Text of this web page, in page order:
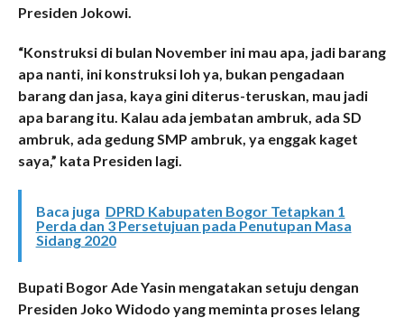
Presiden Jokowi.
“Konstruksi di bulan November ini mau apa, jadi barang
apa nanti, ini konstruksi loh ya, bukan pengadaan
barang dan jasa, kaya gini diterus-teruskan, mau jadi
apa barang itu. Kalau ada jembatan ambruk, ada SD
ambruk, ada gedung SMP ambruk, ya enggak kaget
saya,” kata Presiden lagi.
Baca juga DPRD Kabupaten Bogor Tetapkan 1
Perda dan 3 Persetujuan pada Penutupan Masa
Sidang 2020
Bupati Bogor Ade Yasin mengatakan setuju dengan
Presiden Joko Widodo yang meminta proses lelang